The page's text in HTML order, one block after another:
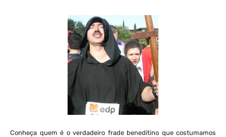
Conheça quem é o verdadeiro frade beneditino que costumamos